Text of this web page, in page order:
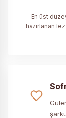
En üst
hazırlanan